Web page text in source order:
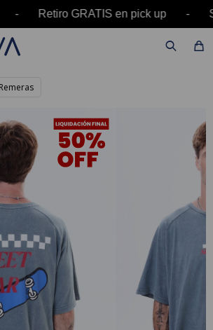
- Retiro GRATIS en pick up -
Remeras